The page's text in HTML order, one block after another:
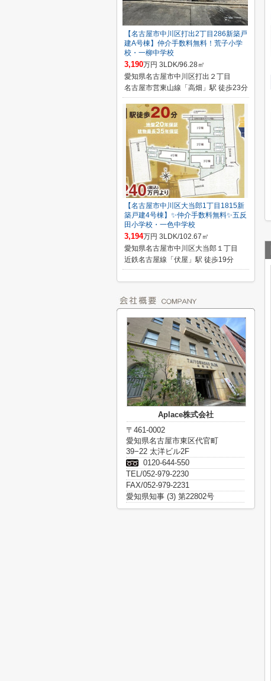
【名古屋市中川区打出2丁目286新築戸
建A号棟】仲介手数料無料！荒子小学
校・一柳中学校
3,190万円 3LDK/96.28㎡
愛知県名古屋市中川区打出２丁目
名古屋市営東山線「高畑」駅 徒歩23分
【名古屋市中川区大当郎1丁目1815新
築戸建4号棟】✨️仲介手数料無料✨️五反
田小学校・一色中学校
3,194万円 3LDK/102.67㎡
愛知県名古屋市中川区大当郎１丁目
近鉄名古屋線「伏屋」駅 徒歩19分
Aplace株式会社
〒461-0002
愛知県名古屋市東区代官町
39−22 太洋ビル2F
0120-644-550
TEL/052-979-2230
FAX/052-979-2231
愛知県知事 (3) 第22802号